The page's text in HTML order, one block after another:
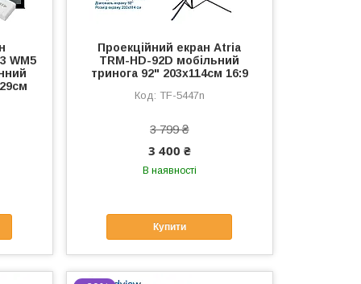
WM5
Проекційний екран Atria
TRM-HD-92D мобільний
тринога 92" 203x114см 16:9
TF-5447n
3 799 ₴
3 400 ₴
В наявності
Купити